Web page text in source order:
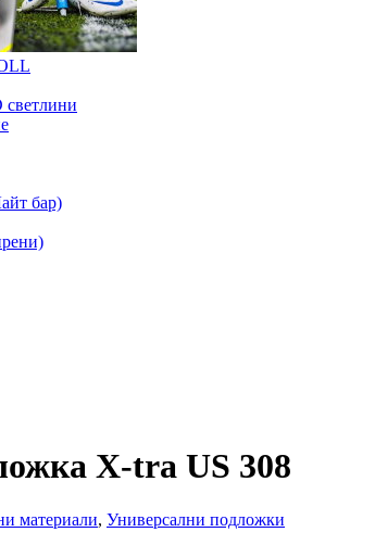
бар)
X-tra US 308
материали, Универсални подложки